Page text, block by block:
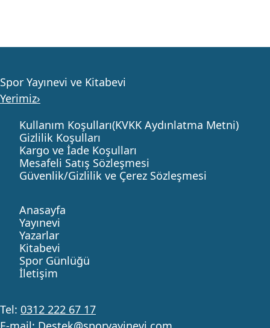
Spor Yayınevi ve Kitabevi
Yerimiz›
Kullanım Koşulları(KVKK Aydınlatma Metni)
Gizlilik Koşulları
Kargo ve İade Koşulları
Mesafeli Satış Sözleşmesi
Güvenlik/Gizlilik ve Çerez Sözleşmesi
Anasayfa
Yayınevi
Yazarlar
Kitabevi
Spor Günlüğü
İletişim
Tel: 0312 222 67 17